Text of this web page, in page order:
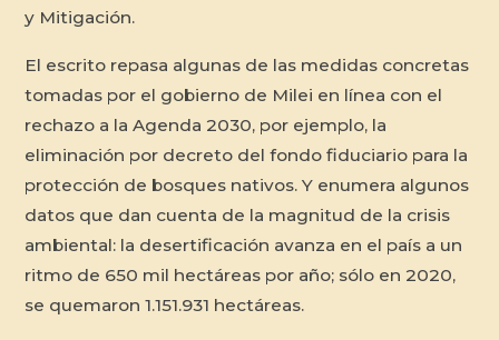
y Mitigación.
El escrito repasa algunas de las medidas concretas
tomadas por el gobierno de Milei en línea con el
rechazo a la Agenda 2030, por ejemplo, la
eliminación por decreto del fondo fiduciario para la
protección de bosques nativos. Y enumera algunos
datos que dan cuenta de la magnitud de la crisis
ambiental: la desertificación avanza en el país a un
ritmo de 650 mil hectáreas por año; sólo en 2020,
se quemaron 1.151.931 hectáreas.